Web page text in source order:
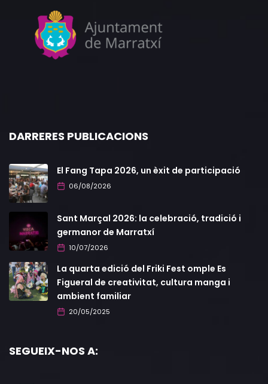
DARRERES PUBLICACIONS
El Fang Tapa 2026, un èxit de participació
06/08/2026
Sant Marçal 2026: la celebració, tradició i
germanor de Marratxí
10/07/2026
La quarta edició del Friki Fest omple Es
Figueral de creativitat, cultura manga i
ambient familiar
20/05/2025
SEGUEIX-NOS A: